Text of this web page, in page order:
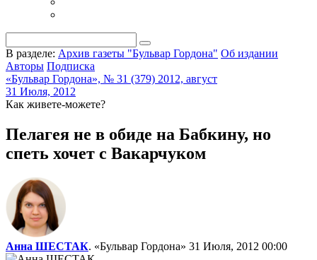
В разделе: Архив газеты "Бульвар Гордона" Об издании
Авторы Подписка
«Бульвар Гордона», № 31 (379) 2012, август
31 Июля, 2012
Как живете-можете?
Пелагея не в обиде на Бабкину, но
спеть хочет с Вакарчуком
Анна ШЕСТАК. «Бульвар Гордона» 31 Июля, 2012 00:00